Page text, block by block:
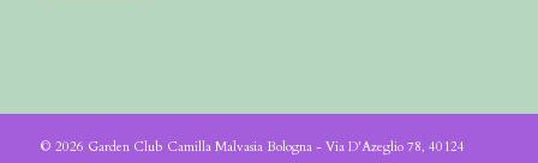
© 2026 Garden Club Camilla Malvasia Bologna - Via D'Azeglio 78, 40124